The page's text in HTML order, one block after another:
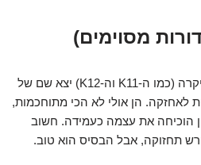
מסוימים)
לדורות הוותיקים יותר של המיקרה (כמו ה-K11 וה-K12) יצא שם של
לאחזקה. הן אולי לא הכי מתוחכמות,
הוכיחה את עצמה כעמידה. חשוב
תחזוקה, אבל הבסיס הוא טוב.